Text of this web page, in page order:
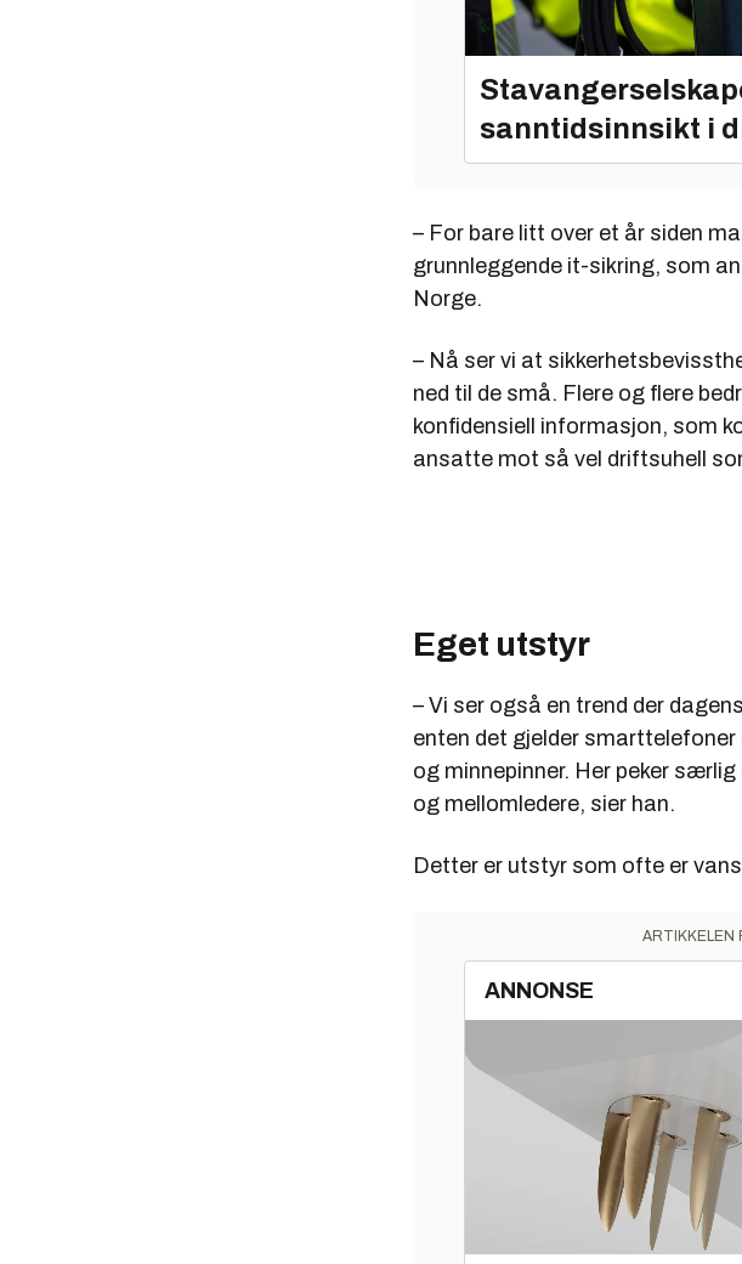
sanntidsinnsikt i
– For bare litt over et år siden
grunnleggende it-sikring, som
Norge.
– Nå ser vi at
ned til de små. Flere og flere
konfidensiell informasjon, som
ansatte mot så vel driftsuhell
Eget utstyr
– Vi ser også en trend der
enten det gjelder
og minnepinner. Her peker
og mellomledere, sier han.
Detter er utstyr som ofte er
ARTIKKELEN
ANNONSE